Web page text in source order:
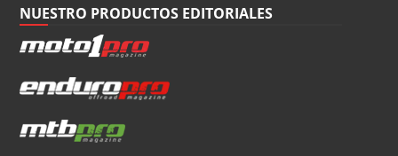
NUESTRO PRODUCTOS EDITORIALES